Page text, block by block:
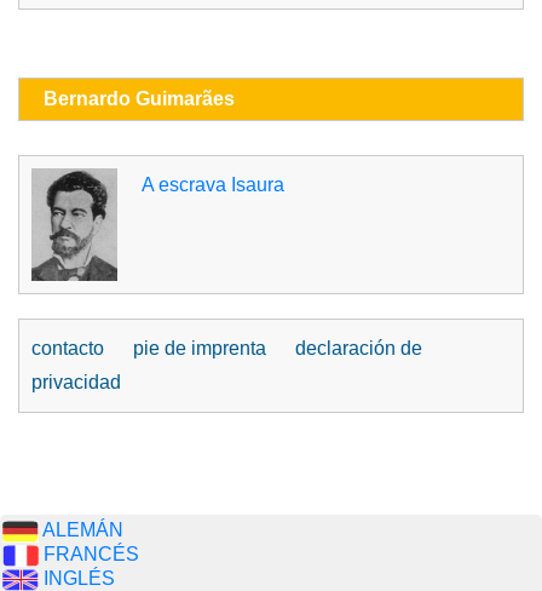
Bernardo Guimarães
A escrava Isaura
contacto pie de imprenta
declaración de
privacidad
ALEMÁN
FRANCÉS
INGLÉS